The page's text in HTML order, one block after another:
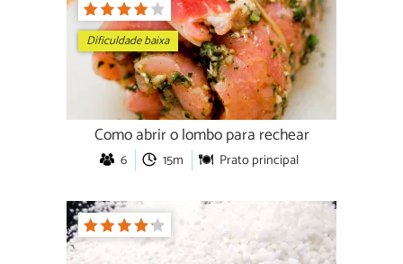
Dificuldade baixa
Como abrir o lombo para rechear
6 15m Prato principal